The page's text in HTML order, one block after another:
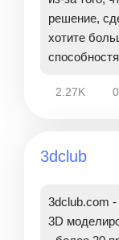
решение,
хотите
2.27K 0
3dclub
3dclub.com
3D